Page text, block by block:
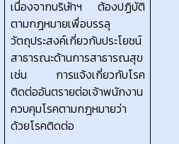
เนื่องจากบริษัทฯ ต้องปฏิบัติ
ตามกฎหมายเพื่อบรรลุ
วัตถุประสงค์เกี่ยวกับประโยชน์
สาธารณะด้านการสาธารณสุข
เช่น การแจ้งเกี่ยวกับโรค
ติดต่ออันตรายต่อเจ้าพนักงาน
ควบคุมโรคตามกฎหมายว่า
ด้วยโรคติดต่อ